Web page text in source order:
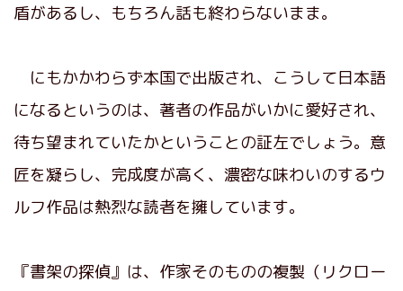
盾があるし、もちろん話も終わらないまま。
にもかかわらず本国で出版され、こうして日本語
になるというのは、著者の作品がいかに愛好され、
待ち望まれていたかということの証左でしょう。意
匠を凝らし、完成度が高く、濃密な味わいのするウ
ルフ作品は熱烈な読者を擁しています。
『書架の探偵』は、作家そのものの複製（リクロー